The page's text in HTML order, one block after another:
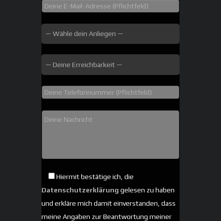
Hiermit bestätige ich, die
Datenschutzerklärung gelesen zu haben
und erkläre mich damit einverstanden, dass
meine Angaben zur Beantwortung meiner